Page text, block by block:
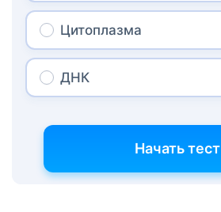
Цитоплазма
ДНК
Начать тест